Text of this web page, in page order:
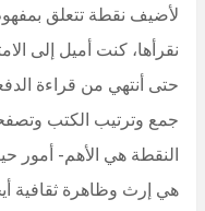
لأضيف نقطة تتعلق
نقرأها، كنت أميل إلى
حتى أنتهي من قراءة
جمع وترتيب الكتب
النقطة هي الأهم- أمور
هي إرث وظاهرة ثقافية